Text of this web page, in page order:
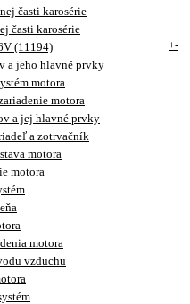
časti karosérie
časti karosérie
(11194)
+-
a jeho hlavné prvky
motora
motora
a jej hlavné prvky
a zotrvačník
motora
motora
motora
vzduchu